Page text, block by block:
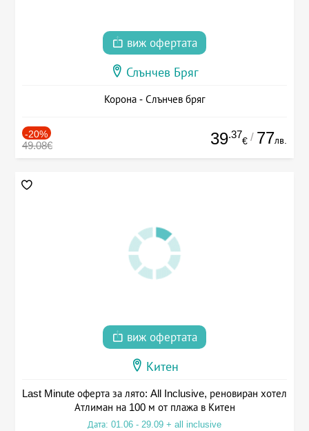
виж офертата
Слънчев Бряг
Корона - Слънчев бряг
-20%
49.08€ 39.37
€ / 77лв.
виж офертата
Китен
Last Minute оферта за лято: All Inclusive, реновиран хотел
Атлиман на 100 м от плажа в Китен
Дата: 01.06 - 29.09 + all inclusive